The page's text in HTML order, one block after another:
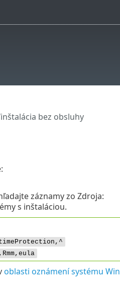
bez obsluhy
záznamy zo Zdroja:
s inštaláciou.
oblasti oznámení systému